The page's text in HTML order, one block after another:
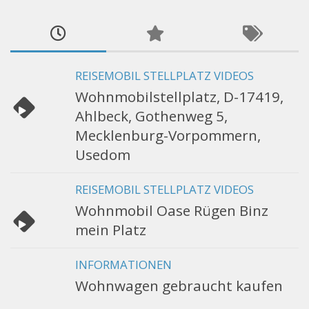
REISEMOBIL STELLPLATZ VIDEOS
Wohnmobilstellplatz, D-17419,
Ahlbeck, Gothenweg 5,
Mecklenburg-Vorpommern,
Usedom
REISEMOBIL STELLPLATZ VIDEOS
Wohnmobil Oase Rügen Binz
mein Platz
INFORMATIONEN
Wohnwagen gebraucht kaufen